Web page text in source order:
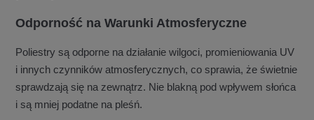
Odporność na Warunki Atmosferyczne
Poliestry są odporne na działanie wilgoci, promieniowania UV
i innych czynników atmosferycznych, co sprawia, że świetnie
sprawdzają się na zewnątrz. Nie blakną pod wpływem słońca
i są mniej podatne na pleśń.